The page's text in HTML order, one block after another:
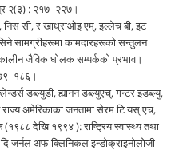
२(३) : २१७- २२७।
निस सी, र खाध्राओइ एम्, इल्लेच बी, इट
सामग्रीहरूमा कामदारहरूको सन्तुलन
जैविक घोलक सम्पर्कको प्रभाव।
डब्ल्युडी, ह्यानन डब्ल्युएच्, गन्टर इडब्ल्यु,
अमेरिकाका जनतामा सेरम टि यस् एच,
देखि १९९४ ): राष्ट्रिय स्वास्थ्य तथा
जर्नल अफ क्लिनिकल इन्डोक्राइनोलोजी